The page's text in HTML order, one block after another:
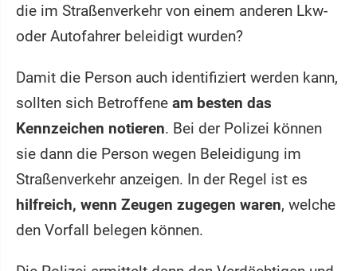
die im Straßenverkehr von einem anderen Lkw-
oder Autofahrer beleidigt wurden?
Damit die Person auch identifiziert werden kann,
sollten sich Betroffene am besten das
Kennzeichen notieren. Bei der Polizei können
sie dann die Person wegen Beleidigung im
Straßenverkehr anzeigen. In der Regel ist es
hilfreich, wenn Zeugen zugegen waren, welche
den Vorfall belegen können.